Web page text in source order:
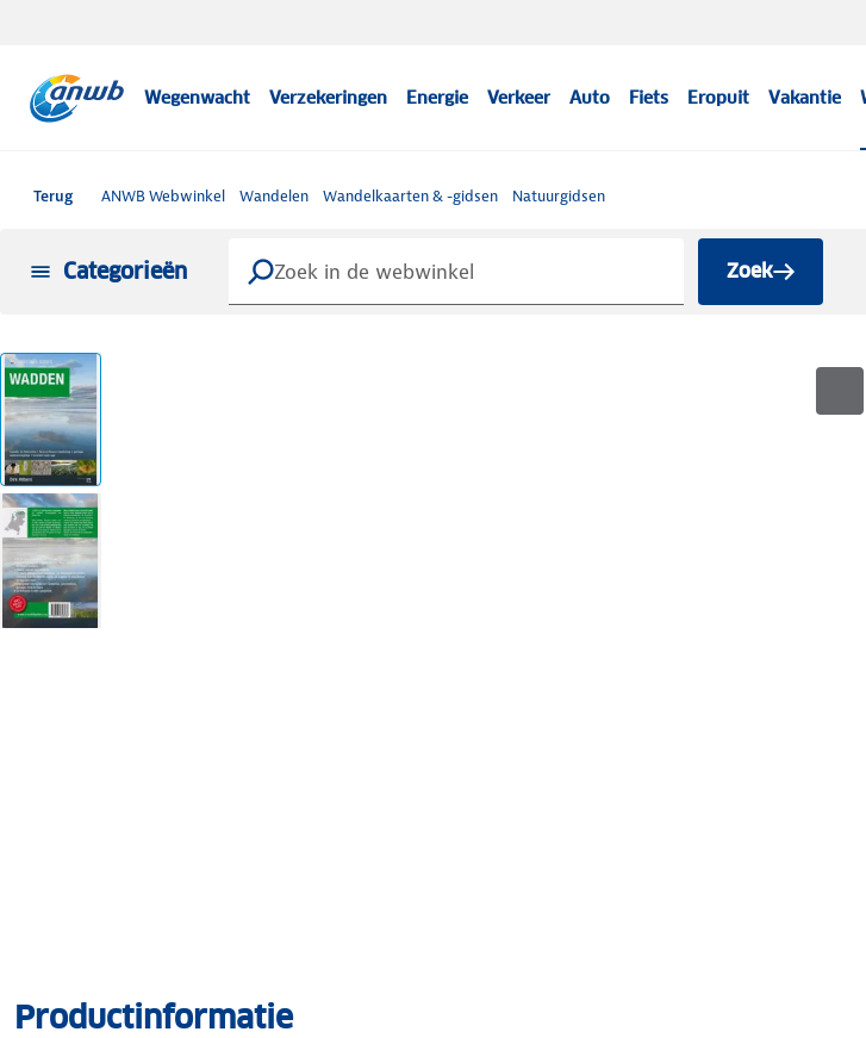
Wegenwacht Verzekeringen Energie Verkeer Auto Fiets Eropuit Vakantie
Terug ANWB Webwinkel Wandelen Wandelkaarten & -gidsen Natuurgidsen
Categorieën Zoek
Productinformatie